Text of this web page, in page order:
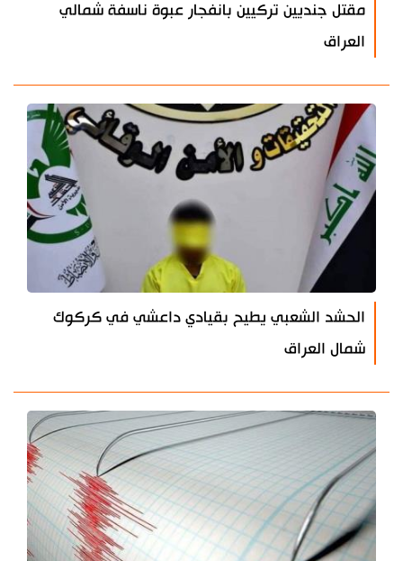
مقتل جنديين تركيين بانفجار عبوة ناسفة شمالي
العراق
الحشد الشعبي يطيح بقيادي داعشي في كركوك
شمال العراق